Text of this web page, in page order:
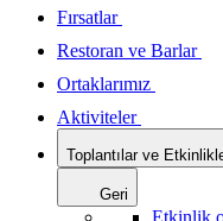
Fırsatlar
Restoran ve Barlar
Ortaklarımız
Aktiviteler
Toplantılar ve
Geri
Etkinlik